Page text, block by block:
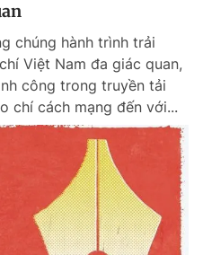
chúng hành trình trải
Việt Nam đa giác quan,
công trong truyền tải
chí cách mạng đến với...